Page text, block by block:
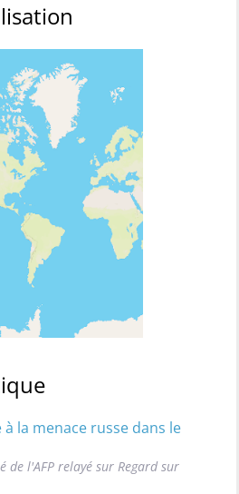
à la menace russe dans le
de l'AFP relayé sur Regard sur